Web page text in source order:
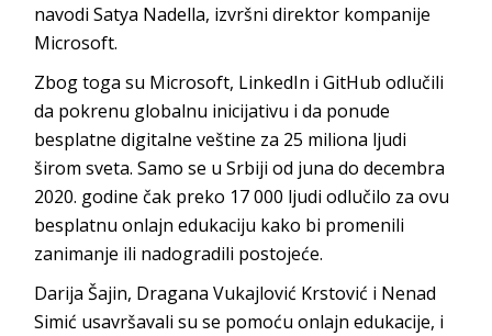
navodi Satya Nadella, izvršni direktor kompanije
Microsoft.
Zbog toga su Microsoft, LinkedIn i GitHub odlučili
da pokrenu globalnu inicijativu i da ponude
besplatne digitalne veštine za 25 miliona ljudi
širom sveta. Samo se u Srbiji od juna do decembra
2020. godine čak preko 17 000 ljudi odlučilo za ovu
besplatnu onlajn edukaciju kako bi promenili
zanimanje ili nadogradili postojeće.
Darija Šajin, Dragana Vukajlović Krstović i Nenad
Simić usavršavali su se pomoću onlajn edukacije, i